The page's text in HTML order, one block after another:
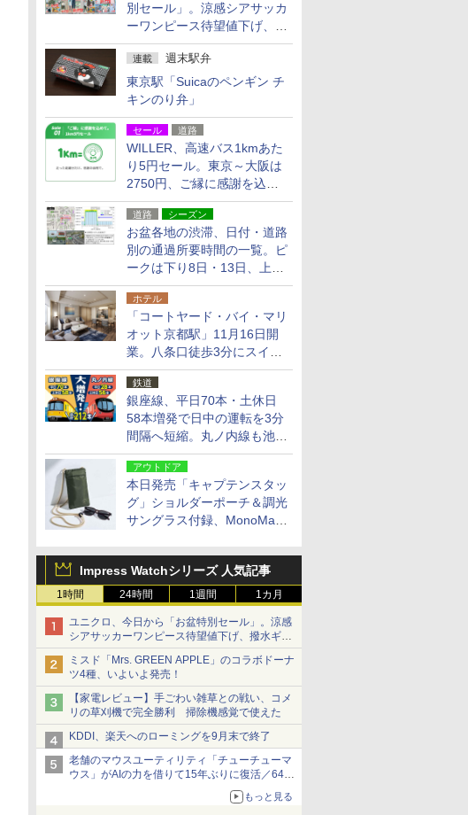
別セール」。涼感シアサッカ
ーワンピース待望値下げ、撥
水ギアショーツは1990円に
連載 週末駅弁
東京駅「Suicaのペンギン チ
キンのり弁」
セール 道路
WILLER、高速バス1kmあた
り5円セール。東京～大阪は
2750円、ご縁に感謝を込め
た20周年記念キャンペーン
道路 シーズン
お盆各地の渋滞、日付・道路
別の通過所要時間の一覧。ピ
ークは下り8日・13日、上り
14日・15日
ホテル
「コートヤード・バイ・マリ
オット京都駅」11月16日開
業。八条口徒歩3分にスイー
ト含む全270室、ダイニング
も併設
鉄道
銀座線、平日70本・土休日
58本増発で日中の運転を3分
間隔へ短縮。丸ノ内線も池袋
～中野坂上を4分間隔に
アウトドア
本日発売「キャプテンスタッ
グ」ショルダーポーチ＆調光
サングラス付録、MonoMax
Impress Watchシリーズ 人気記事
1時間 24時間 1週間 1カ月
ユニクロ、今日から「お盆特別セール」。涼感
シアサッカーワンピース待望値下げ、撥水ギア
ショーツは1990円に
ミスド「Mrs. GREEN APPLE」のコラボドーナ
ツ4種、いよいよ発売！
【家電レビュー】手ごわい雑草との戦い、コメ
リの草刈機で完全勝利 掃除機感覚で使えた
KDDI、楽天へのローミングを9月末で終了
老舗のマウスユーティリティ「チューチューマ
ウス」がAIの力を借りて15年ぶりに復活／64bit
化、Windows 10/11、「Chrome」も走り回
る。復活記念で2026年末まで500円
もっと見る